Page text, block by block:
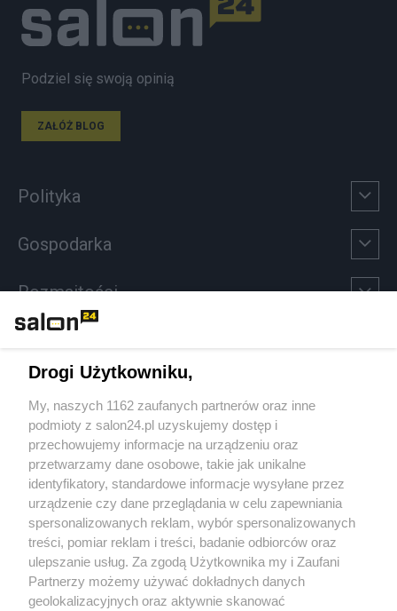
Podziel się swoją opinią
ZAŁÓŻ BLOG
Polityka
Gospodarka
Rozmaitości
Sport
Społeczeństwo
Kultura
X Facebook Instagram Youtube
Drogi Użytkowniku,
My, naszych 1162 zaufanych partnerów oraz inne
podmioty z salon24.pl uzyskujemy dostęp i
przechowujemy informacje na urządzeniu oraz
przetwarzamy dane osobowe, takie jak unikalne
identyfikatory, standardowe informacje wysyłane przez
urządzenie czy dane przeglądania w celu zapewniania
spersonalizowanych reklam, wybór spersonalizowanych
treści, pomiar reklam i treści, badanie odbiorców oraz
ulepszanie usług. Za zgodą Użytkownika my i Zaufani
Partnerzy możemy używać dokładnych danych
geolokalizacyjnych oraz aktywnie skanować